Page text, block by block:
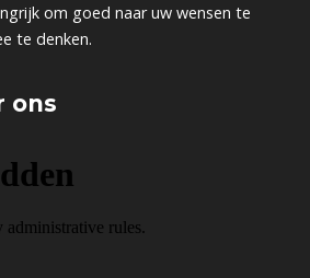
om goed naar uw wensen te
te denken.
ons